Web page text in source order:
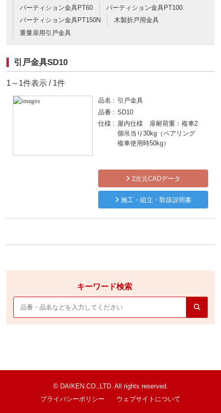
パーティション金具PT60
パーティション金具PT100
パーティション金具PT150N
木製折戸用金具
重量扉用引戸金具
引戸金具SD10
1～1件表示 / 1件
品名
引戸金具
品番
SD10
仕様
屋内仕様 扉耐荷重：複車2
個吊当り30kg（ベアリング
複車使用時50kg）
2次元CADデータ
施工・組立・取扱説明書
キーワード検索
© DAIKEN.CO.,LTD. All rights reserved.
プライバシーポリシー
ウェブサイトについて